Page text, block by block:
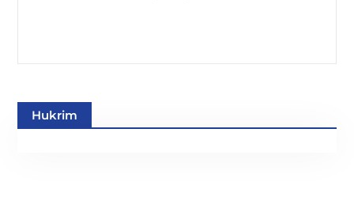
Hukrim